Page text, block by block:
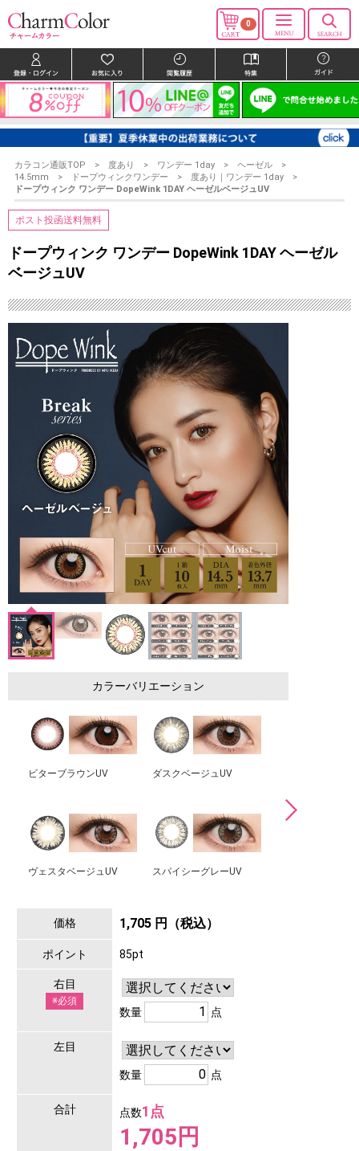
0
カラコン通販TOP 度あり ワンデー 1day
ヘーゼル
14.5mm
ドープウィンクワンデー
度あり｜ワンデー 1day
ドープウィンク ワンデー DopeWink 1DAY ヘーゼルベージュUV
ポスト投函送料無料
ドープウィンク ワンデー DopeWink 1DAY ヘーゼル
ベージュUV
カラーバリエーション
ビターブラウンUV ダスクベージュUV
ヴェスタベージュUV スパイシーグレーUV
価格 1,705 円（税込）
ポイント 85pt
右目
※必須
数量 点
左目
数量 点
合計 点数1点
1,705円